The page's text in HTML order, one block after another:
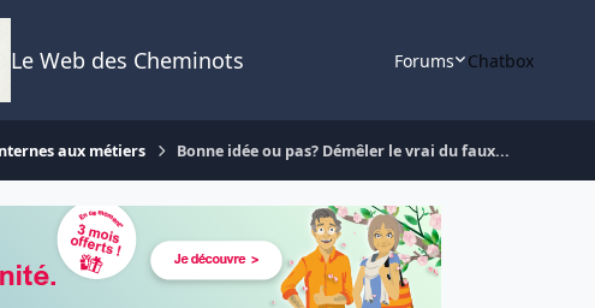
Le Web des Cheminots Forums Chatbox
aux métiers Bonne idée ou pas? Démêler le vrai du faux...